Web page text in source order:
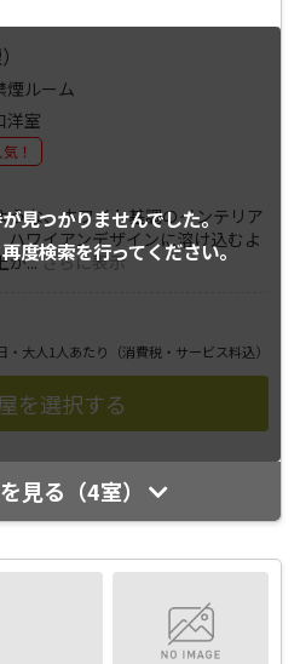
見つかりませんでした。
再度検索を行ってください。
煙ルーム
洋室
！
うな、ホワイト基調のインテリア
ワイアンデザインに溶け込むよ
が...さらに表示
・大人1人あたり （消費税・サービス料込）
見る（4室）